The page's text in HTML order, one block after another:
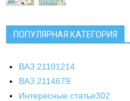
ПОПУЛЯРНАЯ КАТЕГОРИЯ
ВАЗ 21101214
ВАЗ 2114679
Интересные статьи302